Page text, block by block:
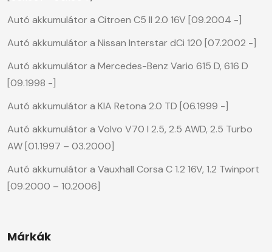
Autó akkumulátor a Citroen C5 II 2.0 16V [09.2004 -]
Autó akkumulátor a Nissan Interstar dCi 120 [07.2002 -]
Autó akkumulátor a Mercedes-Benz Vario 615 D, 616 D
[09.1998 -]
Autó akkumulátor a KIA Retona 2.0 TD [06.1999 -]
Autó akkumulátor a Volvo V70 I 2.5, 2.5 AWD, 2.5 Turbo
AW [01.1997 – 03.2000]
Autó akkumulátor a Vauxhall Corsa C 1.2 16V, 1.2 Twinport
[09.2000 – 10.2006]
Márkák